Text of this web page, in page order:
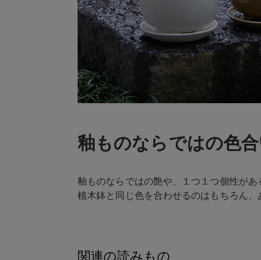
釉ものならではの色
釉ものならではの艶や、１つ１つ個性があ
植木鉢と同じ色を合わせるのはもちろん、
関連の読みもの